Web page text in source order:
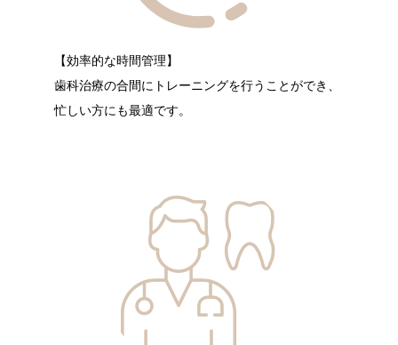
【効率的な時間管理】
歯科治療の合間にトレーニングを行うことができ、
忙しい方にも最適です。